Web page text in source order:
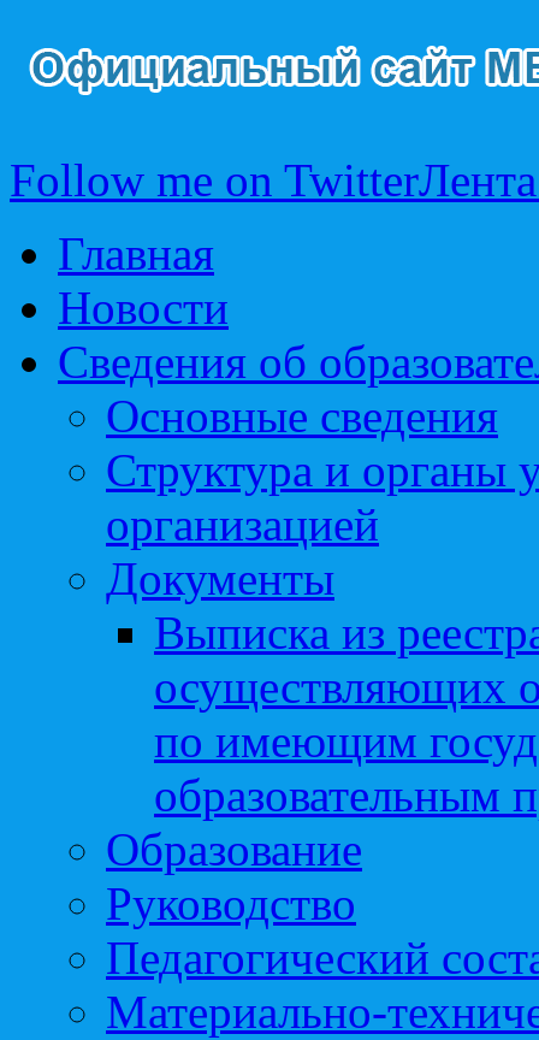
Follow me on Twitter
Главная
Новости
Сведения об
Основные сведения
Структура и органы
организацией
Документы
Выписка из
осуществляющих
по имеющим
образовательным
Образование
Руководство
Педагогический
Материально-